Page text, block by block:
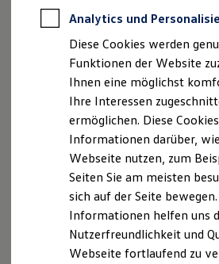
ProfiPartner für
Finanzierung
Für Privatkunden
Für Gewerbekunden
Leasing
Für Privatkunden
Für Gewerbekunden
Versicherungen & Garantien
Garantien
Kfz-Versicherung für
Wartungsverträge
Besitzer & Service
Reparatur & Service
Sommer-Special
Reparatur, Pflege &
Servicetermin
Angebote
Servicetermin anfragen
Ihre
E-Mail
Analytics und
Diese Cookies werden
Funktionen der Website
Ihnen eine möglichst
Ihre Interessen
ermöglichen. Diese
Informationen darüber,
Webseite nutzen, zum
Seiten Sie am meisten
sich auf der Seite
Informationen helfen uns
Nutzerfreundlichkeit und
Webseite fortlaufend zu